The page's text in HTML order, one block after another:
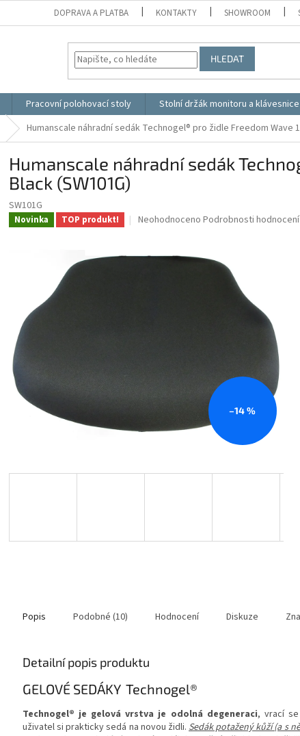
DOPRAVA A PLATBA KONTAKTY SHOWROOM
HLEDAT
Pracovní polohovací stoly Stolní držák monitoru a klávesnice
Humanscale náhradní sedák Technogel® pro židle Freedom Wave
Humanscale náhradní sedák
Black (SW101G)
SW101G
Novinka TOP produkt!
Průměrné
je
Neohodnoceno Podrobnosti hodnocení
–14 %
Popis Podobné (10) Hodnocení Diskuze
Detailní popis produktu
GELOVÉ SEDÁKY Technogel®
Technogel® je gelová vrstva je odolná degeneraci, vrací
uživatel si prakticky sedá na novou židli. Sedák potažený kůží (a s